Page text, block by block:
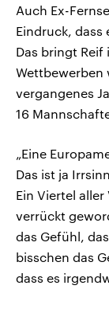
Auch Ex-
Eindruck,
Das bringt
Wettbewerben
vergangenes
16
„Eine
Das ist ja
Ein Viertel
verrückt
das Gefühl,
bisschen das
dass es